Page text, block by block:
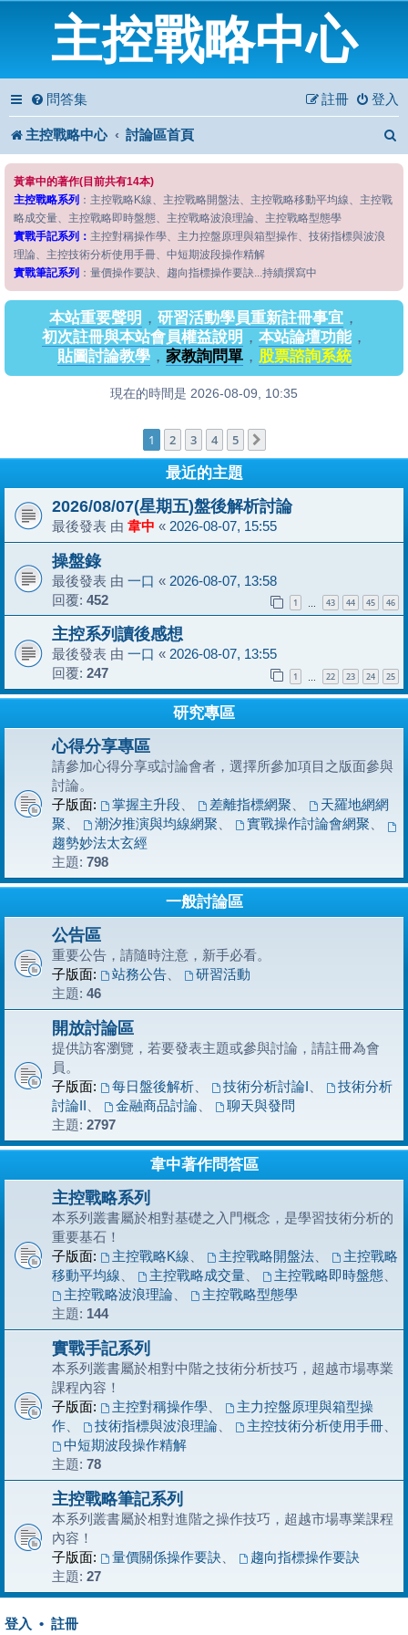
主控戰略中心
問答集 登入
註冊
主控戰略中心 討論區首頁
黃韋中的著作(目前共有14本)
主控戰略系列 ：主控戰略K線、主控戰略開盤法、主控戰略移動平均線、主控戰
略成交量、主控戰略即時盤態、主控戰略波浪理論、主控戰略型態學
實戰手記系列： 主控對稱操作學、主力控盤原理與箱型操作、技術指標與波浪
理論、主控技術分析使用手冊、中短期波段操作精解
實戰筆記系列 ：量價操作要訣、趨向指標操作要訣...持續撰寫中
本站重要聲明 ， 研習活動學員重新註冊事宜 ，
初次註冊與本站會員權益說明 ， 本站論壇功能，
貼圖討論教學， 家教詢問單， 股票諮詢系統
現在的時間是 2026-08-09, 10:35
1 2 3 4 5
最近的主題
2026/08/07(星期五)盤後解析討論
最後發表 由 韋中 « 2026-08-07, 15:55
操盤錄
最後發表 由 一口 « 2026-08-07, 13:58
回覆: 452 1 … 43 44 45 46
主控系列讀後感想
最後發表 由 一口 « 2026-08-07, 13:55
回覆: 247 1 … 22 23 24 25
研究專區
心得分享專區
請參加心得分享或討論會者，選擇所參加項目之版面參與
討論。
子版面:
掌握主升段、 差離指標網聚
天羅地網網
聚
潮汐推演與均線網聚 實戰操作討論會網聚
趨勢妙法太玄經
主題: 798
一般討論區
公告區
重要公告，請隨時注意，新手必看。
子版面:
站務公告、
研習活動
主題: 46
開放討論區
提供訪客瀏覽，若要發表主題或參與討論，請註冊為會
員。
子版面:
每日盤後解析、 技術分析討論I
技術分析
討論II
金融商品討論、
聊天與發問
主題: 2797
韋中著作問答區
主控戰略系列
本系列叢書屬於相對基礎之入門概念，是學習技術分析的
重要基石！
子版面:
主控戰略K線 主控戰略開盤法、
主控戰略
移動平均線
主控戰略成交量、 主控戰略即時盤態、
主控戰略波浪理論、
主控戰略型態學
主題: 144
實戰手記系列
本系列叢書屬於相對中階之技術分析技巧，超越市場專業
課程內容！
子版面:
主控對稱操作學、
主力控盤原理與箱型操
作
技術指標與波浪理論、 主控技術分析使用手冊、
中短期波段操作精解
主題: 78
主控戰略筆記系列
本系列叢書屬於相對進階之操作技巧，超越市場專業課程
內容！
子版面:
量價關係操作要訣
趨向指標操作要訣
主題: 27
登入 • 註冊